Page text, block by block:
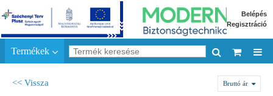
Belépés
Regisztráció
Termékek
<< Vissza Bruttó ár